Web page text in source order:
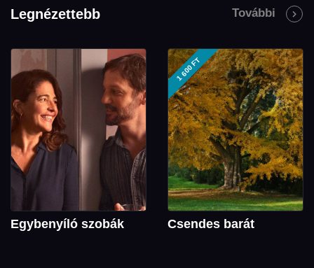
Legnézettebb További
Egybenyíló szobák
1 600 FT
Csendes barát